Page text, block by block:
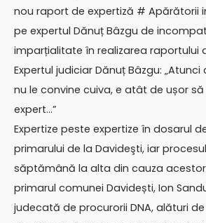
nou raport de expertiză # Apărătorii
pe expertul Dănuț Bâzgu de
imparțialitate în realizarea raportului
Expertul judiciar Dănuț Bâzgu:
nu le convine cuiva, e atât de ușor
expert…”
Expertize peste expertize în dosarul
primarului de la Davideşti, iar
săptămână la alta din cauza
primarul comunei Davidești, Ion
judecată de procurorii DNA, alături